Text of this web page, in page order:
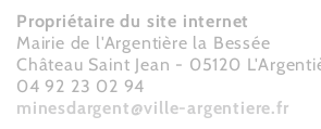
Propriétaire du site internet
Mairie de l'Argentière la Bessée
Château Saint Jean - 05120
04 92 23 02 94
minesdargent@ville-argentiere.fr